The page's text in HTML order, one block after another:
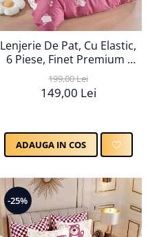
Lenjerie De Pat, Cu Elastic,
6 Piese, Finet Premium -
LPBF6PE32
199,00 Lei
149,00 Lei
ADAUGA IN COS
-25%